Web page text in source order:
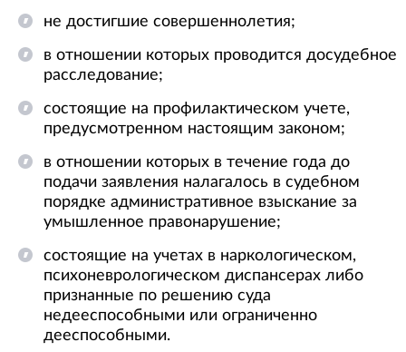
не достигшие совершеннолетия;
в отношении которых проводится досудебное
расследование;
состоящие на профилактическом учете,
предусмотренном настоящим законом;
в отношении которых в течение года до
подачи заявления налагалось в судебном
порядке административное взыскание за
умышленное правонарушение;
состоящие на учетах в наркологическом,
психоневрологическом диспансерах либо
признанные по решению суда
недееспособными или ограниченно
дееспособными.